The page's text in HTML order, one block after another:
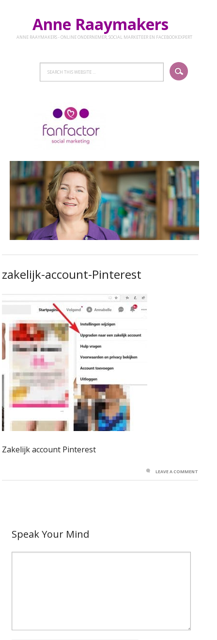
Anne Raaymakers
ANNE RAAYMAKERS - ONLINE ONDERNEMER, SOCIAL MARKETEER EN FACEBOOKEXPERT
zakelijk-account-Pinterest
Zakelijk account Pinterest
LEAVE A COMMENT
Speak Your Mind